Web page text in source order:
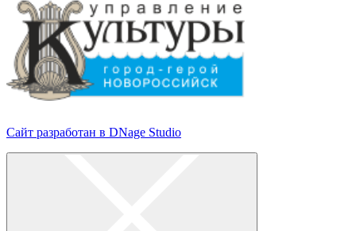
Сайт разработан в DNage Studio